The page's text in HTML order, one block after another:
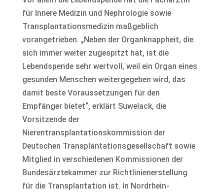
für Innere Medizin und Nephrologie sowie
Transplantationsmedizin maßgeblich
vorangetrieben. „Neben der Organknappheit, die
sich immer weiter zugespitzt hat, ist die
Lebendspende sehr wertvoll, weil ein Organ eines
gesunden Menschen weitergegeben wird, das
damit beste Voraussetzungen für den
Empfänger bietet“, erklärt Suwelack, die
Vorsitzende der
Nierentransplantationskommission der
Deutschen Transplantationsgesellschaft sowie
Mitglied in verschiedenen Kommissionen der
Bundesärztekammer zur Richtlinienerstellung
für die Transplantation ist. In Nordrhein-